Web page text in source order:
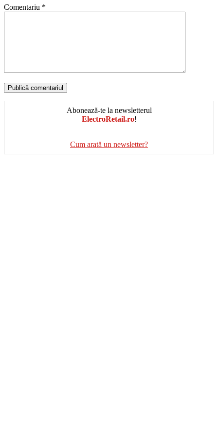
Comentariu *
Abonează-te la newsletterul
ElectroRetail.ro!
Cum arată un newsletter?